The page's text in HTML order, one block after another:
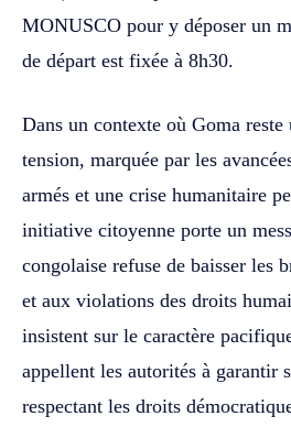
MONUSCO pour y déposer un
de départ est fixée à 8h30.
Dans un contexte où Goma
tension, marquée par les
armés et une crise humanitaire
initiative citoyenne porte un
congolaise refuse de baisser les
et aux violations des droits
insistent sur le caractère
appellent les autorités à garantir
respectant les droits